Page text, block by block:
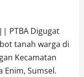
|| PTBA Digugat
tanah warga di
Kecamatan
Enim, Sumsel.